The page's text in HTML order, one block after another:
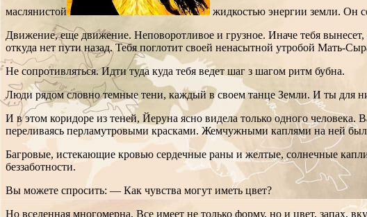
маслянистой
жидкостью энергии земли. Он
Движение, еще движение. Неповоротливое и грузное. Иначе тебя
откуда нет пути назад. Тебя поглотит своей ненасытной утробой Мать-
Не сопротивляться. Идти туда куда тебя ведет шаг з шагом ритм бубна.
Люди рядом словно темные тени, каждый в своем танце Земли. И ты для
И в этом коридоре из теней, Йеруна ясно видела только одного
переливаясь перламутровыми красками. Жемчужными каплями на ней
Багровые, истекающие кровью сердечные раны и желтые, солнечные
беззаботности.
Вы можете спросить: — Как чувства могут иметь цвет?
Но вселенная многомерна. Все имеет не только форму, но и цвет, запах,